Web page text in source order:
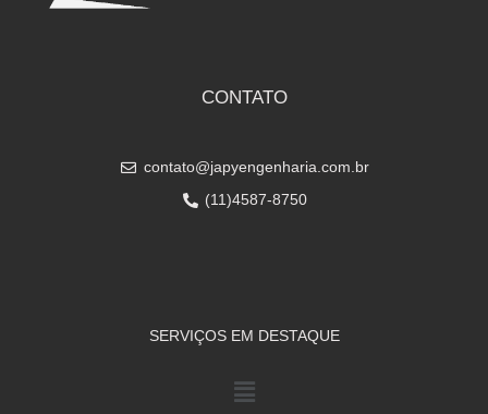
CONTATO
contato@japyengenharia.com.br
(11)4587-8750
SERVIÇOS EM DESTAQUE